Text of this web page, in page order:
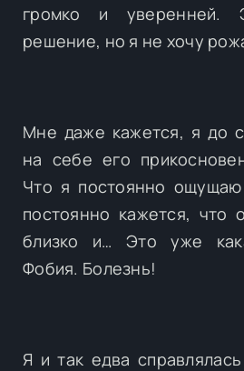
громко и уверенней.
решение, но я не хочу
Мне даже кажется, я до
на себе его
Что я постоянно
постоянно кажется, что
близко и… Это уже
Фобия. Болезнь!
Я и так едва